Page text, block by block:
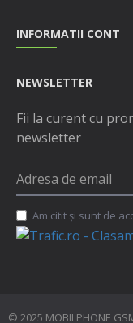
INFORMATII CONT
NEWSLETTER
Fii la curent cu
newsletter
Am citit şi sunt de
© 2025 MOBILPHONE